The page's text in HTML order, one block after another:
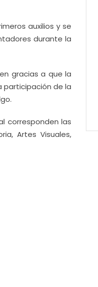
auxilios y se
durante la
gracias a que la
participación de la
corresponden las
Artes Visuales,